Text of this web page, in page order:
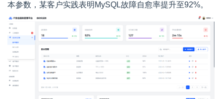
本参数，某客户实践表明MySQL故障自愈率提升至92%。